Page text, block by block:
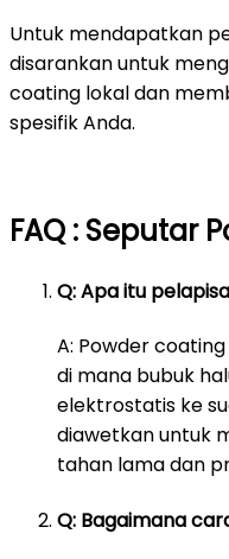
Untuk mendapatkan
disarankan untuk
coating lokal dan
spesifik Anda.
FAQ : Seputar
Q: Apa itu
A: Powder
di mana bubuk
elektrostatis ke
diawetkan untuk
tahan lama dan
Q: Bagaimana